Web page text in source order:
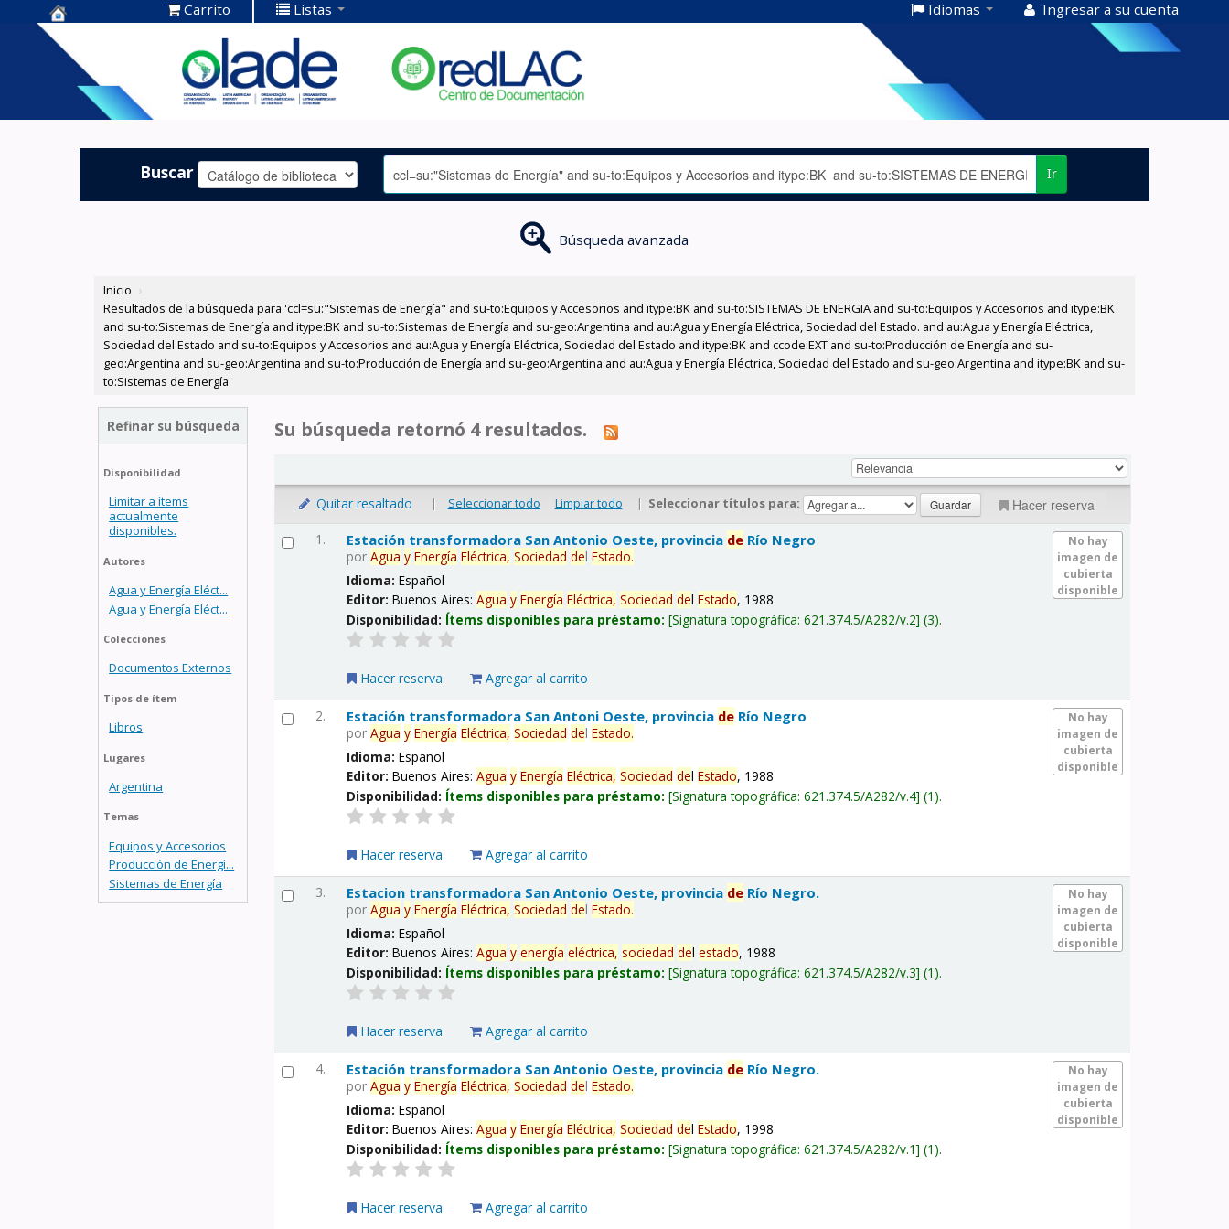
Centro de
Documentación
OLADE -
Carrito Listas Idiomas Ingresar a su cuenta
Buscar Ir
Búsqueda avanzada
Inicio ›
Resultados de la búsqueda para 'ccl=su:"Sistemas de Energía" and su-to:Equipos y Accesorios and itype:BK and su-to:SISTEMAS DE ENERGIA and su-to:Equipos y Accesorios and itype:BK
and su-to:Sistemas de Energía and itype:BK and su-to:Sistemas de Energía and su-geo:Argentina and au:Agua y Energía Eléctrica, Sociedad del Estado. and au:Agua y Energía Eléctrica,
Sociedad del Estado and su-to:Equipos y Accesorios and au:Agua y Energía Eléctrica, Sociedad del Estado and itype:BK and ccode:EXT and su-to:Producción de Energía and su-
geo:Argentina and su-geo:Argentina and su-to:Producción de Energía and su-geo:Argentina and au:Agua y Energía Eléctrica, Sociedad del Estado and su-geo:Argentina and itype:BK and su-
to:Sistemas de Energía'
Refinar su búsqueda
Disponibilidad
Limitar a ítems
actualmente
disponibles.
Autores
Agua y Energía Eléct...
Agua y Energía Eléct...
Colecciones
Documentos Externos
Tipos de ítem
Libros
Lugares
Argentina
Temas
Equipos y Accesorios
Producción de Energí...
Sistemas de Energía
Su búsqueda retornó 4 resultados.
Quitar resaltado | Seleccionar todo Limpiar todo | Seleccionar títulos para: Hacer reserva
1.
No hay
imagen de
cubierta
disponible
Estación transformadora San Antonio Oeste, provincia de Río Negro
porAgua y Energía Eléctrica, Sociedad delEstado.
Idioma:Español
Editor:Buenos Aires:Agua y Energía Eléctrica, Sociedad delEstado, 1988
Disponibilidad: Ítems disponibles para préstamo: Signatura topográfica:621.374.5/A282/v.2 (3).
Hacer reserva Agregar al carrito
2.
No hay
imagen de
cubierta
disponible
Estación transformadora San Antoni Oeste, provincia de Río Negro
porAgua y Energía Eléctrica, Sociedad delEstado.
Idioma:Español
Editor:Buenos Aires:Agua y Energía Eléctrica, Sociedad delEstado, 1988
Disponibilidad: Ítems disponibles para préstamo: Signatura topográfica:621.374.5/A282/v.4 (1).
Hacer reserva Agregar al carrito
3.
No hay
imagen de
cubierta
disponible
Estacion transformadora San Antonio Oeste, provincia de Río Negro.
porAgua y Energía Eléctrica, Sociedad delEstado.
Idioma:Español
Editor:Buenos Aires:Agua y energía eléctrica, sociedad delestado, 1988
Disponibilidad: Ítems disponibles para préstamo: Signatura topográfica:621.374.5/A282/v.3 (1).
Hacer reserva Agregar al carrito
4.
No hay
imagen de
cubierta
disponible
Estación transformadora San Antonio Oeste, provincia de Río Negro.
porAgua y Energía Eléctrica, Sociedad delEstado.
Idioma:Español
Editor:Buenos Aires:Agua y Energía Eléctrica, Sociedad delEstado, 1998
Disponibilidad: Ítems disponibles para préstamo: Signatura topográfica:621.374.5/A282/v.1 (1).
Hacer reserva Agregar al carrito